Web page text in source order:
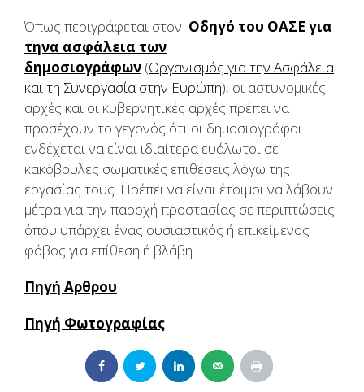
Όπως περιγράφεται στον Οδηγό του ΟΑΣΕ για
τηνα ασφάλεια των
δημοσιογράφων (Οργανισμός για την Ασφάλεια
και τη Συνεργασία στην Ευρώπη), οι αστυνομικές
αρχές και οι κυβερνητικές αρχές πρέπει να
προσέχουν το γεγονός ότι οι δημοσιογράφοι
ενδέχεται να είναι ιδιαίτερα ευάλωτοι σε
κακόβουλες σωματικές επιθέσεις λόγω της
εργασίας τους. Πρέπει να είναι έτοιμοι να λάβουν
μέτρα για την παροχή προστασίας σε περιπτώσεις
όπου υπάρχει ένας ουσιαστικός ή επικείμενος
φόβος για επίθεση ή βλάβη.
Πηγή Αρθρου
Πηγή Φωτογραφίας